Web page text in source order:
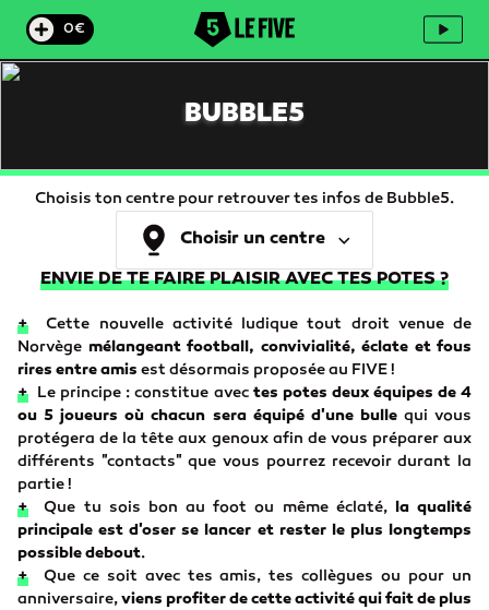
0€
BUBBLE5
Choisis ton centre pour retrouver tes infos de Bubble5.
Choisir un centre
ENVIE DE TE FAIRE PLAISIR AVEC TES POTES ?
+ Cette nouvelle activité ludique tout droit venue de
Norvège mélangeant football, convivialité, éclate et fous
rires entre amis est désormais proposée au FIVE !
+ Le principe : constitue avec tes potes deux équipes de 4
ou 5 joueurs où chacun sera équipé d'une bullequi vous
protégera de la tête aux genoux afin de vous préparer aux
différents "contacts" que vous pourrez recevoir durant la
partie !
+ Que tu sois bon au foot ou même éclaté, la qualité
principale est d'oser se lancer et rester le plus longtemps
possible debout.
+ Que ce soit avec tes amis, tes collègues ou pour un
anniversaire,viens profiter de cette activité qui fait de plus